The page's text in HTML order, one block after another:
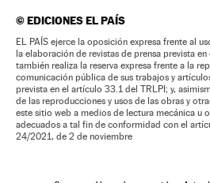
©EDICIONES EL PAÍS
EL PAÍS ejerce la oposición expresa frente al
la elaboración de revistas de prensa prevista
también realiza la reserva expresa frente a la
comunicación pública de sus trabajos y
prevista en el artículo 33.1 del TRLPI; y,
de las reproducciones y usos de las obras y
este sitio web a medios de lectura mecánica u
adecuados a tal fin de conformidad con el
24/2021, de 2 de noviembre